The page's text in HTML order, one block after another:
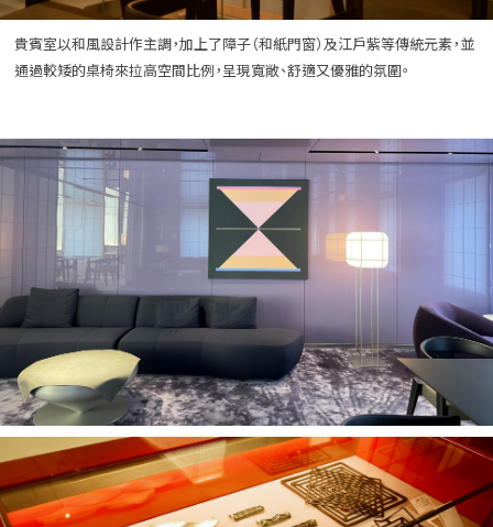
貴賓室以和風設計作主調，加上了障子（和紙門窗）及江戶紫等傳統元素，並
通過較矮的桌椅來拉高空間比例，呈現寬敞、舒適又優雅的氛圍。